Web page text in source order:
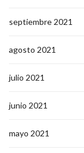
septiembre 2021
agosto 2021
julio 2021
junio 2021
mayo 2021